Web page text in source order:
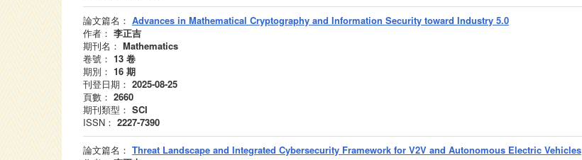
論文篇名： Advances in Mathematical Cryptography and Information Security toward Industry 5.0
作者： 李正吉
期刊名： Mathematics
卷號： 13 卷
期別： 16 期
刊登日期： 2025-08-25
頁數： 2660
期刊類型： SCI
ISSN： 2227-7390
論文篇名： Threat Landscape and Integrated Cybersecurity Framework for V2V and Autonomous Electric Vehicles